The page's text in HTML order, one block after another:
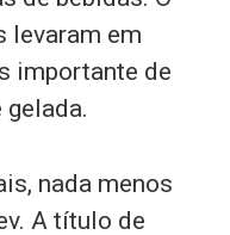
levaram em
importante de
gelada.
nada menos
A título de